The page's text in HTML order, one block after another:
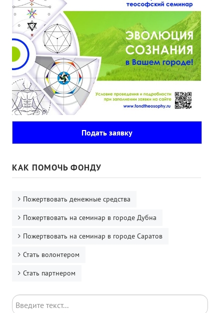
Подать заявку
КАК ПОМОЧЬ ФОНДУ
Пожертвовать денежные средства
Пожертвовать на семинар в городе Дубна
Пожертвовать на семинар в городе Саратов
Стать волонтером
Стать партнером
Поиск